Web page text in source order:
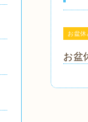
お盆休
お盆